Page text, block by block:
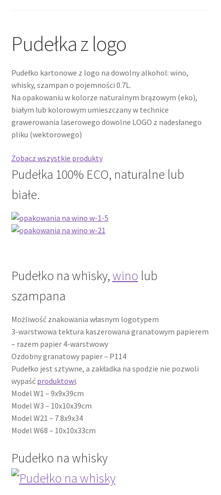
Checkout
Data Access Request
Frequently Asked Questions
Header & Teaser Shortcode
Homepage
Latest Blog Posts Shortcode
My Account
Obserwowane
Oferta na wino
Polityka prywatności
Polityka prywatności
Pudełko świąteczne, jakość Premium
Pudełka z logo
Pudełko kartonowe z logo na dowolny alkohol: wino,
whisky, szampan o pojemności 0.7L.
Na opakowaniu w kolorze naturalnym brązowym (eko),
białym lub kolorowym umieszczany w technice
grawerowania laserowego dowolne LOGO z nadesłanego
pliku (wektorowego)
Zobacz wszystkie produkty
Pudełka 100% ECO, naturalne lub
białe.
Pudełko na whisky,wino lub
szampana
Możliwość znakowania własnym logotypem
3-warstwowa tektura kaszerowana granatowym papierem
– razem papier 4-warstwowy
Ozdobny granatowy papier – P114
Pudełko jest sztywne, a zakładka na spodzie nie pozwoli
wypaść produktowi.
Model W1 – 9x9x39cm
Model W3 – 10x10x39cm
Model W21 – 7.8x9x34
Model W68 – 10x10x33cm
Pudełko na whisky